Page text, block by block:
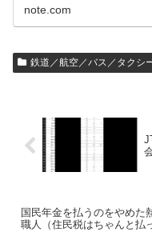
note.com
鉄道／航空／バス／タクシ
国民年金を払うのをやめた
職人（住民税はちゃんと払